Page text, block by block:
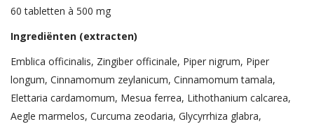
60 tabletten à 500 mg
Ingrediënten (extracten)
Emblica officinalis, Zingiber officinale, Piper nigrum, Piper
longum, Cinnamomum zeylanicum, Cinnamomum tamala,
Elettaria cardamomum, Mesua ferrea, Lithothanium calcarea,
Aegle marmelos, Curcuma zeodaria, Glycyrrhiza glabra,